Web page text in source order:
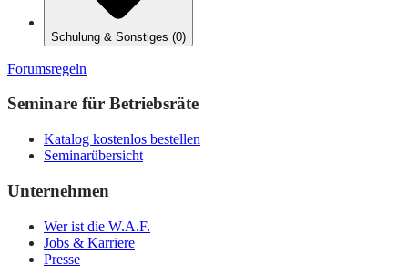
Schulung & Sonstiges (0)
Forumsregeln
Seminare für Betriebsräte
Katalog kostenlos bestellen
Seminarübersicht
Unternehmen
Wer ist die W.A.F.
Jobs & Karriere
Presse